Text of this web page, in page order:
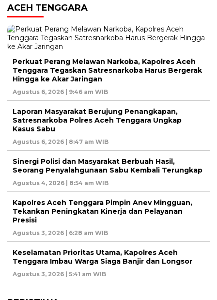
ACEH TENGGARA
Perkuat Perang Melawan Narkoba, Kapolres Aceh
Tenggara Tegaskan Satresnarkoba Harus Bergerak
Hingga ke Akar Jaringan
Agustus 6, 2026 | 9:46 am WIB
Laporan Masyarakat Berujung Penangkapan,
Satresnarkoba Polres Aceh Tenggara Ungkap
Kasus Sabu
Agustus 6, 2026 | 8:47 am WIB
Sinergi Polisi dan Masyarakat Berbuah Hasil,
Seorang Penyalahgunaan Sabu Kembali Terungkap
Agustus 4, 2026 | 8:54 am WIB
Kapolres Aceh Tenggara Pimpin Anev Mingguan,
Tekankan Peningkatan Kinerja dan Pelayanan
Presisi
Agustus 3, 2026 | 6:28 am WIB
Keselamatan Prioritas Utama, Kapolres Aceh
Tenggara Imbau Warga Siaga Banjir dan Longsor
Agustus 3, 2026 | 5:41 am WIB